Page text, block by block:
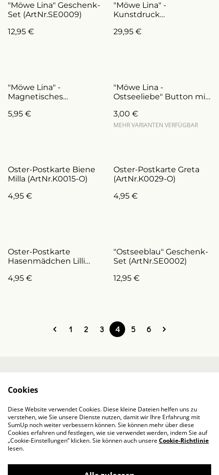
"Möwe Lina" Geschenk-
Set (ArtNr.SE0009)
12,95 €
"Möwe Lina" -
Kunstdruck
29,95 €
"Möwe Lina" -
Magnetisches
(ArtNr.L0009)
5,95 €
"Möwe Lina -
Ostseeliebe" Button mit
(ArtNr.B0009/a)
3,00 €
MEHR VARIANTEN VERFÜGBAR
Oster-Postkarte Biene
Milla (ArtNr.K0015-O)
4,95 €
Oster-Postkarte Greta
(ArtNr.K0029-O)
4,95 €
Oster-Postkarte
Hasenmädchen Lilli
4,95 €
"Ostseeblau" Geschenk-
Set (ArtNr.SE0002)
12,95 €
1 2 3 4 5 6
AGB / Impressum
SumUp
Cookie-Richtlinie
Cookies
Diese Website verwendet Cookies. Diese kleine Dateien helfen uns zu
verstehen, wie Sie unsere Dienste nutzen, damit wir Ihre Erfahrung mit
SumUp noch weiter verbessern können. Sie können mehr über diese
Cookies erfahren und festlegen, wie sie verwendet werden, indem Sie auf
„Cookie-Einstellungen” klicken. Sie können auch unsereCookie-Richtlinie
lesen.